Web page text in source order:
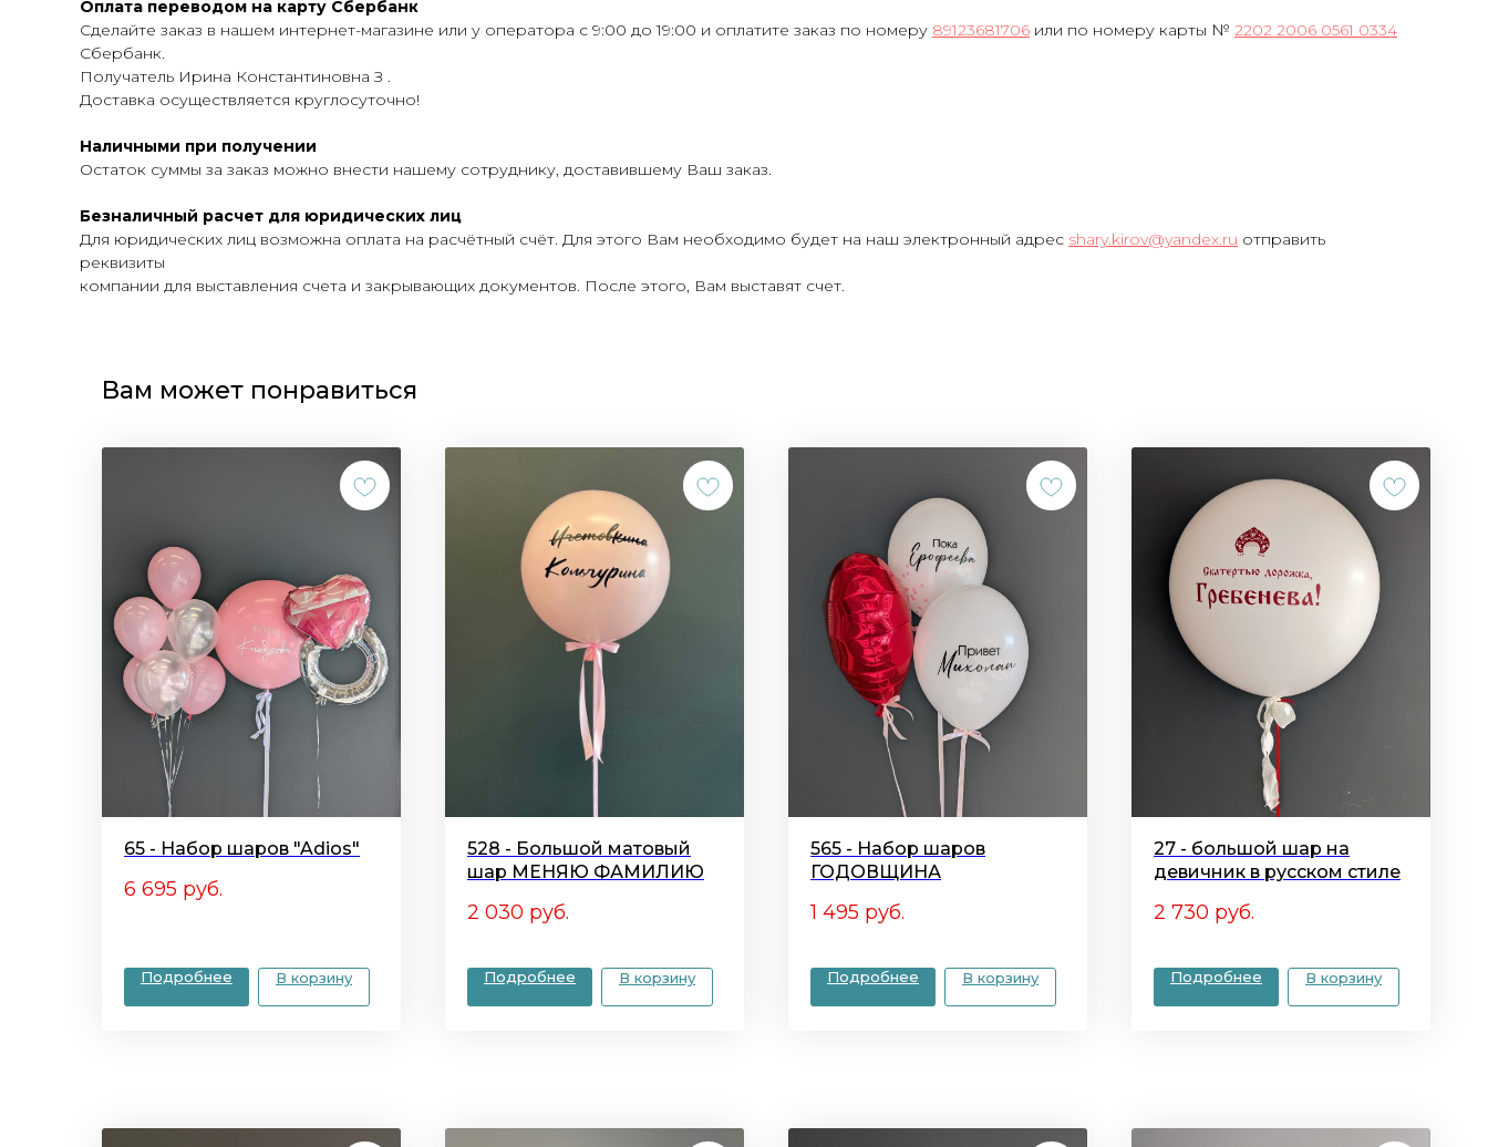
Оплата переводом на карту Сбербанк
Сделайте заказ в нашем интернет-магазине или у оператора с 9:00 до 19:00 и оплатите заказ по номеру 89123681706 или по номеру карты № 2202 2006 0561 0334
Сбербанк.
Получатель Ирина Константиновна З .
Доставка осуществляется круглосуточно!
Наличными при получении
Остаток суммы за заказ можно внести нашему сотруднику, доставившему Ваш заказ.
Безналичный расчет для юридических лиц
Для юридических лиц возможна оплата на расчётный счёт. Для этого Вам необходимо будет на наш электронный адрес shary.kirov@yandex.ru отправить
реквизиты
компании для выставления счета и закрывающих документов. После этого, Вам выставят счет.
Вам может понравиться
65 - Набор шаров "Adios"
6 695 руб.
Подробнее В корзину
528 - Большой матовый
шар МЕНЯЮ ФАМИЛИЮ
2 030 руб.
Подробнее В корзину
565 - Набор шаров
ГОДОВЩИНА
1 495 руб.
Подробнее В корзину
27 - большой шар на
девичник в русском стиле
2 730 руб.
Подробнее В корзину